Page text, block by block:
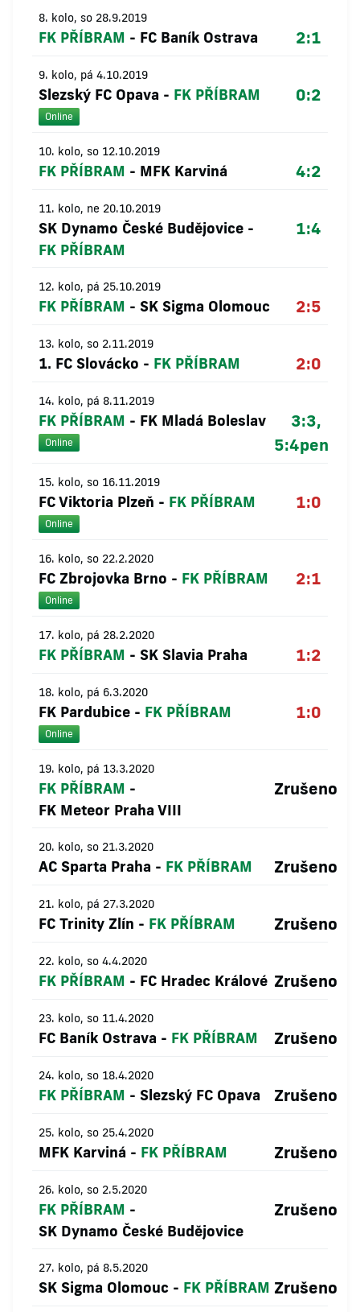
8. kolo, so 28.9.2019
FK PŘÍBRAM - FC Baník Ostrava 2:1
9. kolo, pá 4.10.2019
Slezský FC Opava - FK PŘÍBRAM
Online
0:2
10. kolo, so 12.10.2019
FK PŘÍBRAM - MFK Karviná 4:2
11. kolo, ne 20.10.2019
SK Dynamo České Budějovice -
FK PŘÍBRAM
1:4
12. kolo, pá 25.10.2019
FK PŘÍBRAM - SK Sigma Olomouc 2:5
13. kolo, so 2.11.2019
1. FC Slovácko - FK PŘÍBRAM 2:0
14. kolo, pá 8.11.2019
FK PŘÍBRAM - FK Mladá Boleslav
Online
3:3,
5:4pen
15. kolo, so 16.11.2019
FC Viktoria Plzeň - FK PŘÍBRAM
Online
1:0
16. kolo, so 22.2.2020
FC Zbrojovka Brno - FK PŘÍBRAM
Online
2:1
17. kolo, pá 28.2.2020
FK PŘÍBRAM - SK Slavia Praha 1:2
18. kolo, pá 6.3.2020
FK Pardubice - FK PŘÍBRAM
Online
1:0
19. kolo, pá 13.3.2020
FK PŘÍBRAM -
FK Meteor Praha VIII
Zrušeno
20. kolo, so 21.3.2020
AC Sparta Praha - FK PŘÍBRAM Zrušeno
21. kolo, pá 27.3.2020
FC Trinity Zlín - FK PŘÍBRAM Zrušeno
22. kolo, so 4.4.2020
FK PŘÍBRAM - FC Hradec Králové Zrušeno
23. kolo, so 11.4.2020
FC Baník Ostrava - FK PŘÍBRAM Zrušeno
24. kolo, so 18.4.2020
FK PŘÍBRAM - Slezský FC Opava Zrušeno
25. kolo, so 25.4.2020
MFK Karviná - FK PŘÍBRAM Zrušeno
26. kolo, so 2.5.2020
FK PŘÍBRAM -
SK Dynamo České Budějovice
Zrušeno
27. kolo, pá 8.5.2020
SK Sigma Olomouc - FK PŘÍBRAM Zrušeno